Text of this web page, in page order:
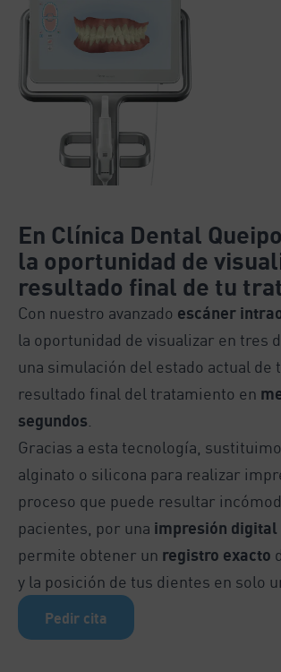
En Clínica Dental
la oportunidad de
resultado final de tu
Con nuestro avanzado escáner
la oportunidad de visualizar en tres
una simulación del estado actual de
resultado final del tratamiento en
segundos
Gracias a esta tecnología,
alginato o silicona para realizar
proceso que puede resultar
pacientes, por una impresión digital
permite obtener un registro exacto
y la posición de tus dientes en solo
Pedir cita